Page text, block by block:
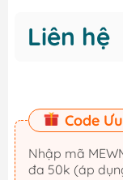
Liên hệ
Code
Nhập mã
đa 50k (áp